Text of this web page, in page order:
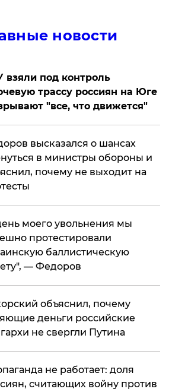
новости
взяли под контроль
трассу россиян на Юге
"все, что движется"
высказался о шансах
в министры обороны и
почему не выходит на
моего увольнения мы
протестировали
баллистическую
— Федоров
объяснил, почему
деньги российские
не свергли Путина
не работает: доля
считающих войну против